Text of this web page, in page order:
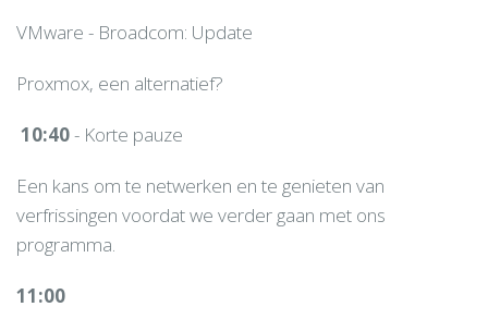
VMware - Broadcom: Update
Proxmox, een alternatief?
10:40- Korte pauze
Een kans om te netwerken en te genieten van
verfrissingen voordat we verder gaan met ons
programma.
11:00